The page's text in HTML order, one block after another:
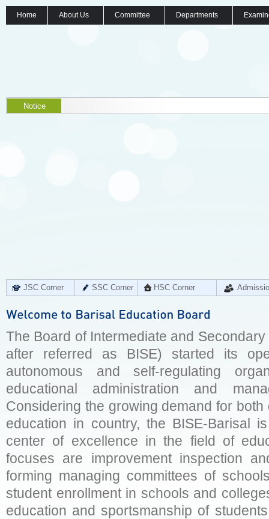
Home About Us Committee Departments
Notice
JSC Corner SSC Corner HSC Corner
The Board of Intermediate and
after referred as BISE) started its
autonomous and self-regulating
educational administration and
Considering the growing demand for
education in country, the BISE-Barisal
center of excellence in the field of
focuses are improvement inspection
forming managing committees of
student enrollment in schools and
education and sportsmanship of